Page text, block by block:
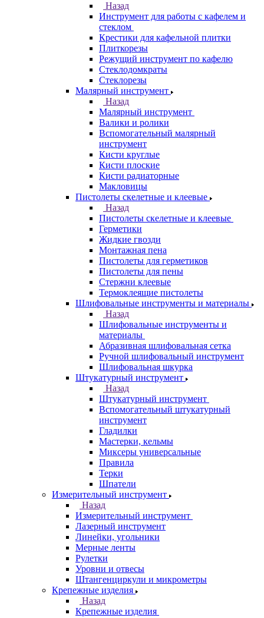
Назад
Инструмент для работы с кафелем и
стеклом
Крестики для кафельной плитки
Плиткорезы
Режущий инструмент по кафелю
Стеклодомкраты
Стеклорезы
Малярный инструмент
Назад
Малярный инструмент
Валики и ролики
Вспомогательный малярный
инструмент
Кисти круглые
Кисти плоские
Кисти радиаторные
Макловицы
Пистолеты скелетные и клеевые
Назад
Пистолеты скелетные и клеевые
Герметики
Жидкие гвозди
Монтажная пена
Пистолеты для герметиков
Пистолеты для пены
Стержни клеевые
Термоклеящие пистолеты
Шлифовальные инструменты и материалы
Назад
Шлифовальные инструменты и
материалы
Абразивная шлифовальная сетка
Ручной шлифовальный инструмент
Шлифовальная шкурка
Штукатурный инструмент
Назад
Штукатурный инструмент
Вспомогательный штукатурный
инструмент
Гладилки
Мастерки, кельмы
Миксеры универсальные
Правила
Терки
Шпатели
Измерительный инструмент
Назад
Измерительный инструмент
Лазерный инструмент
Линейки, угольники
Мерные ленты
Рулетки
Уровни и отвесы
Штангенциркули и микрометры
Крепежные изделия
Назад
Крепежные изделия